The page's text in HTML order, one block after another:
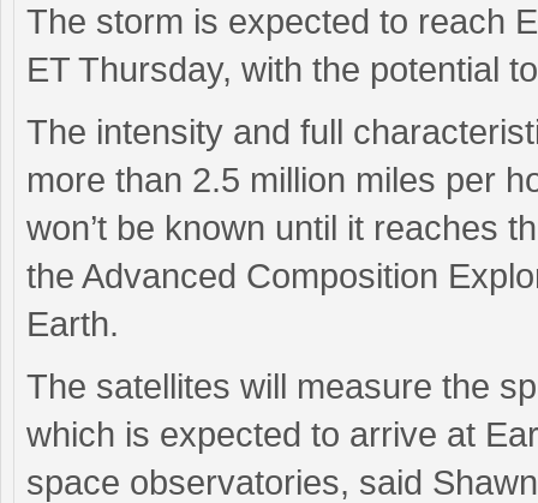
The storm is expected to reach
ET Thursday, with the potential
The intensity and full
more than 2.5 million miles per
won’t be known until it reaches
the Advanced Composition
Earth.
The satellites will measure the
which is expected to arrive at
space observatories, said